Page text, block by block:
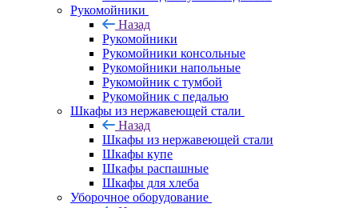
Рукомойники
Назад
Рукомойники
Рукомойники консольные
Рукомойники напольные
Рукомойник с тумбой
Рукомойник с педалью
Шкафы из нержавеющей стали
Назад
Шкафы из нержавеющей стали
Шкафы купе
Шкафы распашные
Шкафы для хлеба
Уборочное оборудование